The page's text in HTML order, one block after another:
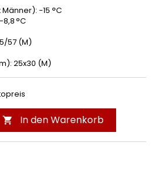
-15 °C
°C
57 (M)
25x30 (M)
 In den Warenkorb